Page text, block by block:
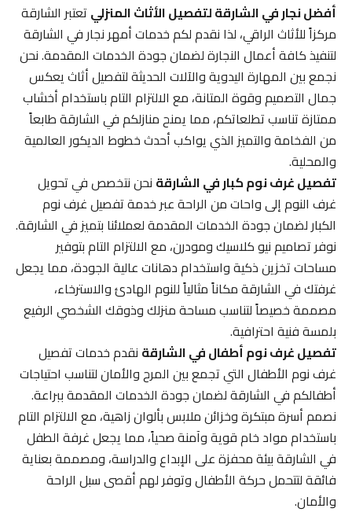
أفضل نجار في الشارقة لتفصيل الأثاث المنزليتعتبر الشارقة
مركزاً للأثاث الراقي، لذا نقدم لكم خدمات أمهر نجار في الشارقة
لتنفيذ كافة أعمال النجارة لضمان جودة الخدمات المقدمة. نحن
نجمع بين المهارة اليدوية والآلات الحديثة لتفصيل أثاث يعكس
جمال التصميم وقوة المتانة، مع الالتزام التام باستخدام أخشاب
ممتازة تناسب تطلعاتكم، مما يمنح منازلكم في الشارقة طابعاً
من الفخامة والتميز الذي يواكب أحدث خطوط الديكور العالمية
والمحلية.
تفصيل غرف نوم كبار في الشارقةنحن نتخصص في تحويل
غرف النوم إلى واحات من الراحة عبر خدمة تفصيل غرف نوم
الكبار لضمان جودة الخدمات المقدمة لعملائنا بتميز في الشارقة.
نوفر تصاميم نيو كلاسيك ومودرن، مع الالتزام التام بتوفير
مساحات تخزين ذكية واستخدام دهانات عالية الجودة، مما يجعل
غرفتك في الشارقة مكاناً مثالياً للنوم الهادئ والاسترخاء،
مصممة خصيصاً لتناسب مساحة منزلك وذوقك الشخصي الرفيع
بلمسة فنية احترافية.
تفصيل غرف نوم أطفال في الشارقةنقدم خدمات تفصيل
غرف نوم الأطفال التي تجمع بين المرح والأمان لتناسب احتياجات
أطفالكم في الشارقة لضمان جودة الخدمات المقدمة ببراعة.
نصمم أسرة مبتكرة وخزائن ملابس بألوان زاهية، مع الالتزام التام
باستخدام مواد خام قوية وآمنة صحياً، مما يجعل غرفة الطفل
في الشارقة بيئة محفزة على الإبداع والدراسة، ومصممة بعناية
فائقة لتتحمل حركة الأطفال وتوفر لهم أقصى سبل الراحة
والأمان.